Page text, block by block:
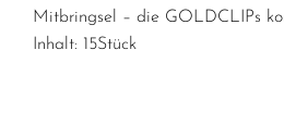
Mitbringsel – die GOLDCLIPs
Inhalt: 15Stück